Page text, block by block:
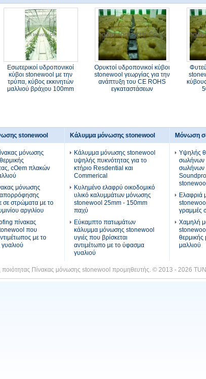
Εσωτερικοί υδροπονικοί
κύβοι stonewool με την
τρύπα, κύβος εκκινητών
μαλλιού βράχου 100mm
Ορυκτοί υδροπονικοί κύβοι
stonewool γεωργίας για την
ανάπτυξη του CE ROHS
εγκαταστάσεων
stonewool
μόνωσης
cOem πλακών
μόνωσης
σε στρώματα με το
αργιλίου
πίνακας
που
με το
Κάλυμμα μόνωσης stonewool
Κάλυμμα μόνωσης stonewool
υψηλής πυκνότητας για το
κτήριο Resdential και
Commerical
Κυλημένο ελαφρύ οικοδομικό
υλικό καλυμμάτων μόνωσης
stonewool 25mm - 150mm
παχύ
Εύκαμπτο πατωμάτων
κάλυμμα μόνωσης stonewool
υγιές που βρίσκεται
αντιμέτωπο με το ύφασμα
γυαλιού
Μόνωση
Υψηλής
σωλήνων
σωλήνων
stonewool
Ελαφριά
stonewool
γραμμές
Χαμηλή
θερμικής
μαλλιού
ποιότητας Πίνακας μόνωσης stonewool προμηθευτής. © 2013 - 2026